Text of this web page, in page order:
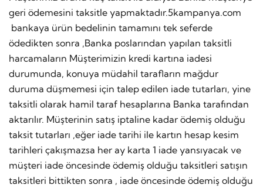
geri ödemesini taksitle yapmaktadır.5kampanya.com
bankaya ürün bedelinin tamamını tek seferde
ödedikten sonra ,Banka poslarından yapılan taksitli
harcamaların Müşterimizin kredi kartına iadesi
durumunda, konuya müdahil tarafların mağdur
duruma düşmemesi için talep edilen iade tutarları, yine
taksitli olarak hamil taraf hesaplarına Banka tarafından
aktarılır. Müşterinin satış iptaline kadar ödemiş olduğu
taksit tutarları ,eğer iade tarihi ile kartın hesap kesim
tarihleri çakışmazsa her ay karta 1 iade yansıyacak ve
müşteri iade öncesinde ödemiş olduğu taksitleri satışın
taksitleri bittikten sonra , iade öncesinde ödemiş olduğu